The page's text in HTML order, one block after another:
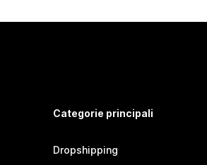
Categorie principali
Dropshipping